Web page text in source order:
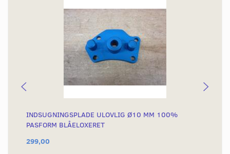
INDSUGNINGSPLADE ULOVLIG Ø10 MM 100%
PASFORM BLÅELOXERET
299,00